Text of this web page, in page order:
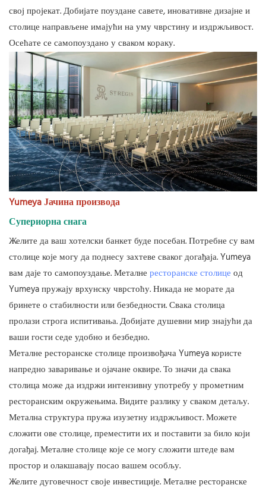
свој пројекат. Добијате поуздане савете, иновативне дизајне и
столице направљене имајући на уму чврстину и издржљивост.
Осећате се самопоуздано у сваком кораку.
Yumeya Јачина производа
Супериорна снага
Желите да ваш хотелски банкет буде посебан. Потребне су вам
столице које могу да поднесу захтеве сваког догађаја. Yumeya
вам даје то самопоуздање. Металне ресторанске столице од
Yumeya пружају врхунску чврстоћу. Никада не морате да
бринете о стабилности или безбедности. Свака столица
пролази строга испитивања. Добијате душевни мир знајући да
ваши гости седе удобно и безбедно.
Металне ресторанске столице произвођача Yumeya користе
напредно заваривање и ојачане оквире. То значи да свака
столица може да издржи интензивну употребу у прометним
ресторанским окружењима. Видите разлику у сваком детаљу.
Метална структура пружа изузетну издржљивост. Можете
сложити ове столице, преместити их и поставити за било који
догађај.Металне столице које се могу сложитиштеде вам
простор и олакшавају посао вашем особљу.
Желите дуговечност своје инвестиције. Металне ресторанске